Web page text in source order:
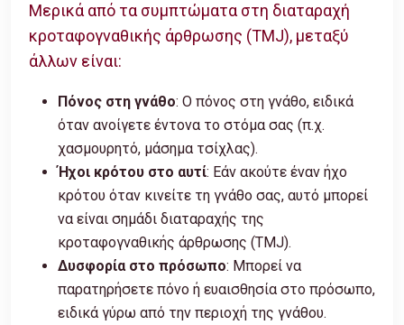
Μερικά από τα συμπτώματα στη διαταραχή
κροταφογναθικής άρθρωσης (TMJ), μεταξύ
άλλων είναι:
Πόνος στη γνάθο: Ο πόνος στη γνάθο, ειδικά
όταν ανοίγετε έντονα το στόμα σας (π.χ.
χασμουρητό, μάσημα τσίχλας).
Ήχοι κρότου στο αυτί: Εάν ακούτε έναν ήχο
κρότου όταν κινείτε τη γνάθο σας, αυτό μπορεί
να είναι σημάδι διαταραχής της
κροταφογναθικής άρθρωσης (TMJ).
Δυσφορία στο πρόσωπο: Μπορεί να
παρατηρήσετε πόνο ή ευαισθησία στο πρόσωπο,
ειδικά γύρω από την περιοχή της γνάθου.